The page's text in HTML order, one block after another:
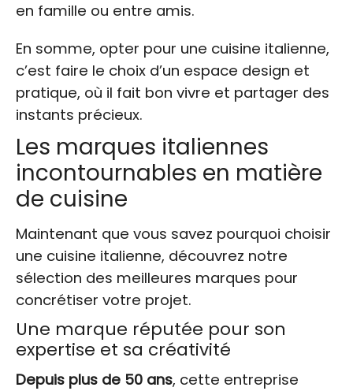
en famille ou entre amis.
En somme, opter pour une cuisine italienne,
c’est faire le choix d’un espace design et
pratique, où il fait bon vivre et partager des
instants précieux.
Les marques italiennes
incontournables en matière
de cuisine
Maintenant que vous savez pourquoi choisir
une cuisine italienne, découvrez notre
sélection des meilleures marques pour
concrétiser votre projet.
Une marque réputée pour son
expertise et sa créativité
Depuis plus de 50 ans, cette entreprise